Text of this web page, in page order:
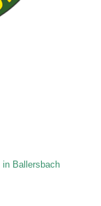
in Ballersbach